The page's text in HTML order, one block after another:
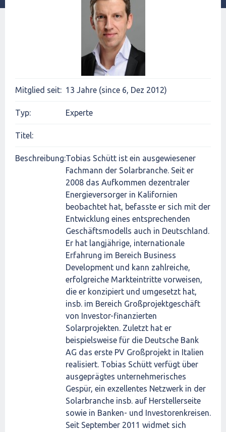
Mitglied seit: 13 Jahre (since 6, Dez 2012)
Typ: Experte
Titel:
Beschreibung:Tobias Schütt ist ein ausgewiesener
Fachmann der Solarbranche. Seit er
2008 das Aufkommen dezentraler
Energieversorger in Kalifornien
beobachtet hat, befasste er sich mit der
Entwicklung eines entsprechenden
Geschäftsmodells auch in Deutschland.
Er hat langjährige, internationale
Erfahrung im Bereich Business
Development und kann zahlreiche,
erfolgreiche Markteintritte vorweisen,
die er konzipiert und umgesetzt hat,
insb. im Bereich Großprojektgeschäft
von Investor-finanzierten
Solarprojekten. Zuletzt hat er
beispielsweise für die Deutsche Bank
AG das erste PV Großprojekt in Italien
realisiert. Tobias Schütt verfügt über
ausgeprägtes unternehmerisches
Gespür, ein exzellentes Netzwerk in der
Solarbranche insb. auf Herstellerseite
sowie in Banken- und Investorenkreisen.
Seit September 2011 widmet sich